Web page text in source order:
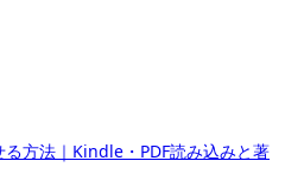
方法｜Kindle・PDF読み込みと著